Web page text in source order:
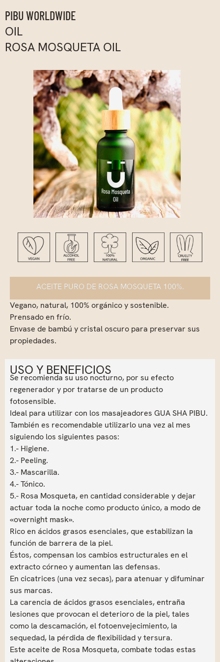
PIBU WORLDWIDE
OIL
ROSA MOSQUETA OIL
ACEITE PURO DE ROSA MOSQUETA 100%.
Vegano, natural, 100% orgánico y sostenible.
Prensado en frío.
Envase de bambú y cristal oscuro para preservar sus
propiedades.
USO Y BENEFICIOS
Se recomienda su uso nocturno, por su efecto
regenerador y por tratarse de un producto
fotosensible.
Ideal para utilizar con los masajeadores GUA SHA PIBU.
También es recomendable utilizarlo una vez al mes
siguiendo los siguientes pasos:
1.- Higiene.
2.- Peeling.
3.- Mascarilla.
4.- Tónico.
5.- Rosa Mosqueta, en cantidad considerable y dejar
actuar toda la noche como producto único, a modo de
«overnight mask».
Rico en ácidos grasos esenciales, que estabilizan la
función de barrera de la piel.
Éstos, compensan los cambios estructurales en el
extracto córneo y aumentan las defensas.
En cicatrices (una vez secas), para atenuar y difuminar
sus marcas.
La carencia de ácidos grasos esenciales, entraña
lesiones que provocan el deterioro de la piel, tales
como la descamación, el fotoenvejecimiento, la
sequedad, la pérdida de flexibilidad y tersura.
Este aceite de Rosa Mosqueta, combate todas estas